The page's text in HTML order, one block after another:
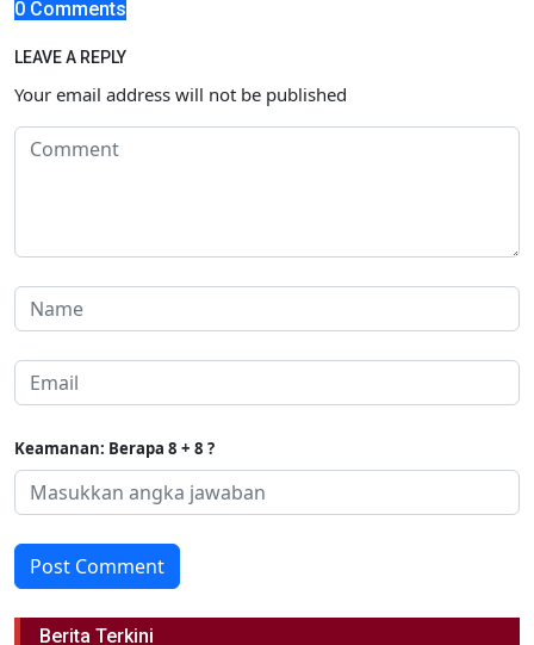
0 Comments
LEAVE A REPLY
Your email address will not be published
Keamanan: Berapa 8 + 8 ?
Post Comment
Berita Terkini